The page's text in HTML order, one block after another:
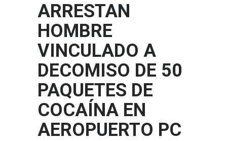
ARRESTAN
HOMBRE
VINCULADO A
DECOMISO DE 50
PAQUETES DE
COCAÍNA EN
AEROPUERTO PC